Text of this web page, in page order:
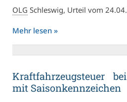
OLG Schles­wig, Ur­teil vom
Mehr le­sen »
Kraft­fahr­zeug­steu­er
mit Sai­son­kenn­zei­chen